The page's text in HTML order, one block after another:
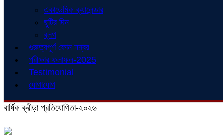
একাডেমিক ক্যালেন্ডার
ছুটির দিন
ব্লগ
গুরুত্বপূর্ণ ফোন নম্বর
পরীক্ষার ফলাফল-2025
Testimonial
যোগাযোগ
বার্ষিক ক্রীড়া প্রতিযোগিতা-২০২৬